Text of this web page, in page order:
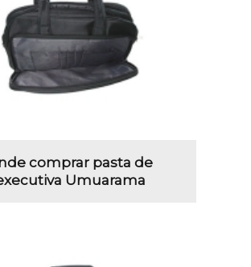
comprar pasta de
Umuarama